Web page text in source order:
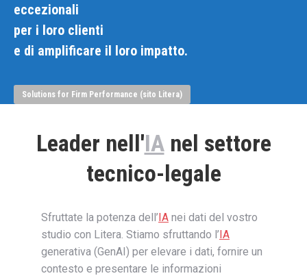
eccezionali
per i loro clienti
e di amplificare il loro impatto.
Solutions for Firm Performance (sito Litera)
Leader nell'IAnel settore
tecnico-legale
Sfruttate la potenza dell’IA nei dati del vostro
studio con Litera. Stiamo sfruttando l’IA
generativa (GenAI) per elevare i dati, fornire un
contesto e presentare le informazioni